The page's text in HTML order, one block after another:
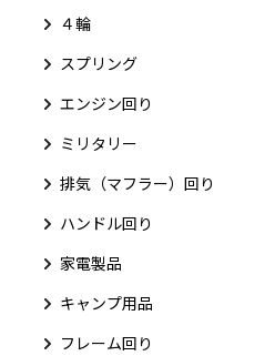
４輪
スプリング
エンジン回り
ミリタリー
排気（マフラー）回り
ハンドル回り
家電製品
キャンプ用品
フレーム回り